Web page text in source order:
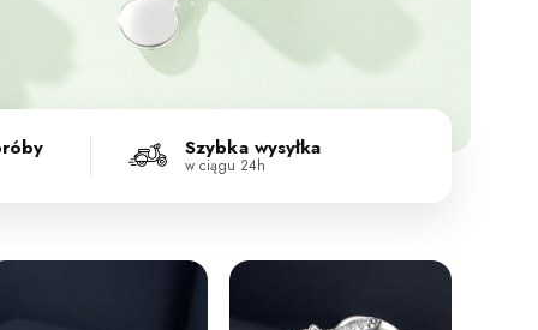
Szybka wysyłka
w ciągu 24h